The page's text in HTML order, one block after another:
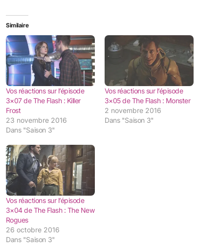
Similaire
Vos réactions sur l’épisode
3×07 de The Flash : Killer
Frost
23 novembre 2016
Dans "Saison 3"
Vos réactions sur l’épisode
3×05 de The Flash : Monster
2 novembre 2016
Dans "Saison 3"
Vos réactions sur l’épisode
3×04 de The Flash : The New
Rogues
26 octobre 2016
Dans "Saison 3"